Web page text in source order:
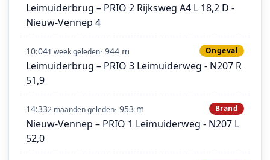
Leimuiderbrug – PRIO 2 Rijksweg A4 L 18,2 D -
Nieuw-Vennep 4
10:041 week geleden· 944 m Ongeval
Leimuiderbrug – PRIO 3 Leimuiderweg - N207 R
51,9
14:332 maanden geleden· 953 m Brand
Nieuw-Vennep – PRIO 1 Leimuiderweg - N207 L
52,0